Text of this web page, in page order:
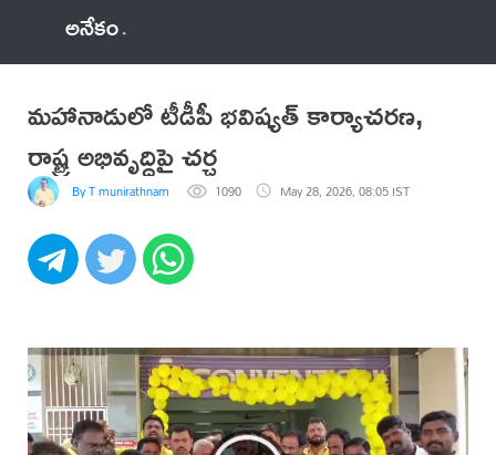
అనేకం
మహానాడులో టీడీపీ భవిష్యత్ కార్యాచరణ,
రాష్ట్ర అభివృద్ధిపై చర్చ
By T munirathnam senior journalist
1090 May 28, 2026, 08:05 IST